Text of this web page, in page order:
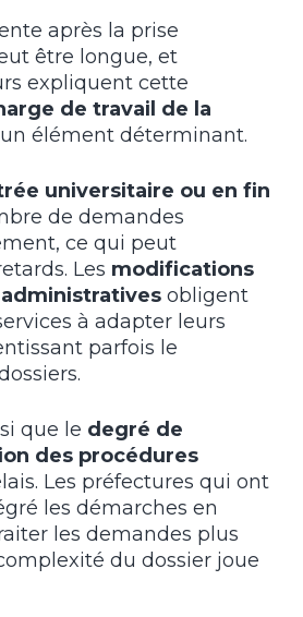
après la prise
être longue, et
expliquent cette
de travail de la
élément déterminant.
universitaire ou en fin
de demandes
ce qui peut
Les modifications
obligent
à adapter leurs
parfois le
que le degré de
des procédures
Les préfectures qui ont
les démarches en
les demandes plus
du dossier joue